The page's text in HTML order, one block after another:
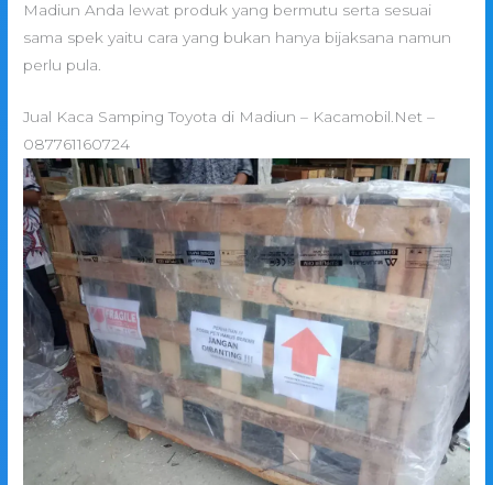
Madiun Anda lewat produk yang bermutu serta sesuai
sama spek yaitu cara yang bukan hanya bijaksana namun
perlu pula.
Jual Kaca Samping Toyota di Madiun – Kacamobil.Net –
087761160724